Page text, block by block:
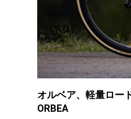
オルベア、軽量ロー
ORBEA